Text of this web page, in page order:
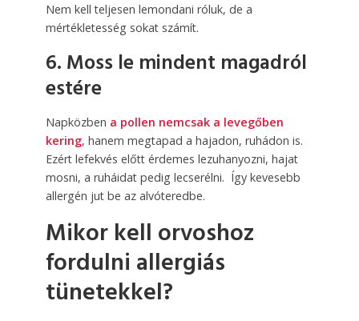
Nem kell teljesen lemondani róluk, de a
mértékletesség sokat számít.
6. Moss le mindent magadról
estére
Napközben a pollen nemcsak a levegőben
kering, hanem megtapad a hajadon, ruhádon is.
Ezért lefekvés előtt érdemes lezuhanyozni, hajat
mosni, a ruháidat pedig lecserélni. Így kevesebb
allergén jut be az alvóteredbe.
Mikor kell orvoshoz
fordulni allergiás
tünetekkel?